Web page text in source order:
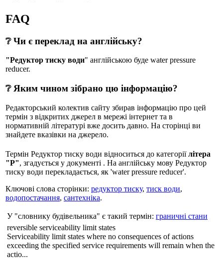
FAQ
❔ Чи є переклад на англійську?
"Редуктор тиску води" англійською буде water pressure
reducer.
❔ Яким чином зібрано цю інформацію?
Редакторський колектив сайту збирав інформацію про цей
термін з відкритих джерел в мережі інтернет та в
нормативній літературі вже досить давно. На сторінці ви
знайдете вказівки на джерело.
Термін Редуктор тиску води відноситься до категоріїлітера
"Р", згадується у документі . На англійську мову Редуктор
тиску води перекладається, як 'water pressure reducer'.
Ключові слова сторінки: редуктор тиску, тиск води,
водопостачання, сантехніка.
У "словнику будівельника" є такий термін: граничні стани
reversible serviceability limit states
Serviceability limit states where no consequences of actions
exceeding the specified service requirements will remain when the
actio...